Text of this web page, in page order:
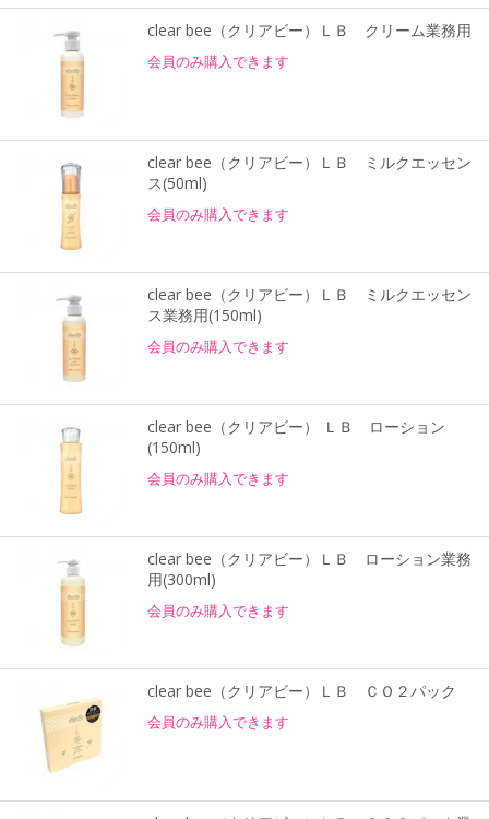
clear bee（クリアビー）ＬＢ クリーム業務用
会員のみ購入できます
clear bee（クリアビー）ＬＢ ミルクエッセン
ス(50ml)
会員のみ購入できます
clear bee（クリアビー）ＬＢ ミルクエッセン
ス業務用(150ml)
会員のみ購入できます
clear bee（クリアビー） ＬＢ ローション
(150ml)
会員のみ購入できます
clear bee（クリアビー）ＬＢ ローション業務
用(300ml)
会員のみ購入できます
clear bee（クリアビー）ＬＢ ＣＯ２パック
会員のみ購入できます